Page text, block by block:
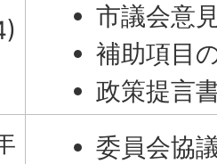
市議会意
補助項目
政策提言
委員会協